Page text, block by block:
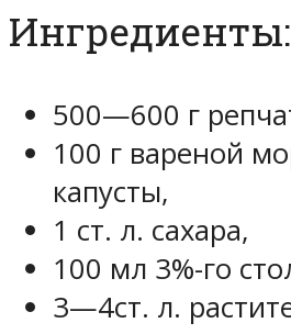
Ингредиенты:
500—600 г
100 г вареной
капусты,
1 ст. л. сахара,
100 мл 3%-го
3—4ст. л.